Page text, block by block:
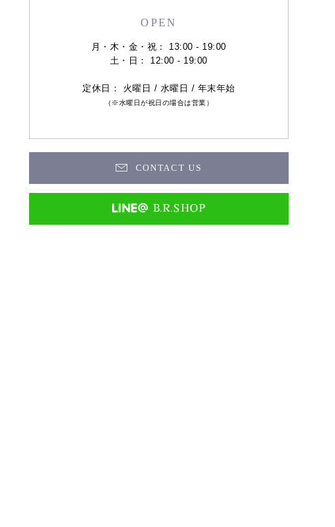
OPEN
月・木・金・祝： 13:00 - 19:00
土・日： 12:00 - 19:00
定休日： 火曜日 / 水曜日 / 年末年始
（※水曜日が祝日の場合は営業）
CONTACT US